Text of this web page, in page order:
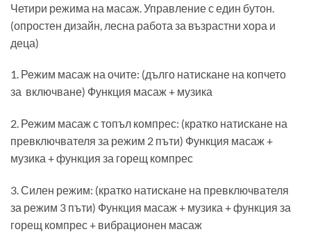
Четири режима на масаж. Управление с един бутон.
(опростен дизайн, лесна работа за възрастни хора и
деца)
1. Режим масаж на очите: (дълго натискане на копчето
за включване) Функция масаж + музика
2. Режим масаж с топъл компрес: (кратко натискане на
превключвателя за режим 2 пъти) Функция масаж +
музика + функция за горещ компрес
3. Силен режим: (кратко натискане на превключвателя
за режим 3 пъти) Функция масаж + музика + функция за
горещ компрес + вибрационен масаж